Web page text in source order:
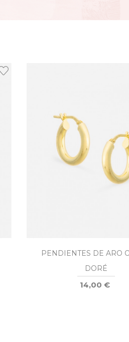
PENDIENTES DE ARO
DORÉ
14,00 €